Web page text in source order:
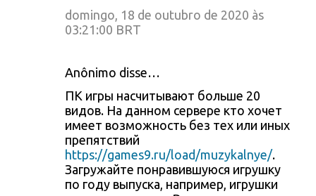
domingo, 18 de outubro de 2020 às
03:21:00 BRT
Anônimo disse…
ПК игры насчитывают больше 20
видов. На данном сервере кто хочет
имеет возможность без тех или иных
препятствий
https://games9.ru/load/muzykalnye/.
Загружайте понравившуюся игрушку
по году выпуска, например, игрушки